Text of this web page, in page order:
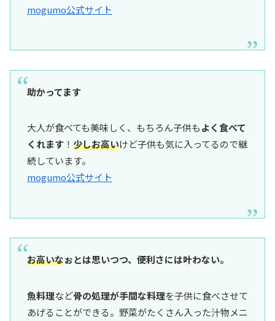
mogumo公式サイト
助かってます
大人が食べても美味しく、もちろん子供もよく食べて
くれます ！ 少しお高いけど子供も気に入ってるので継
続しています。
mogumo公式サイト
お高いなぉとは思いつつ、便利さには叶わない。
魚料理など骨の処理が手間な料理を子供に食べさせて
あげることができる。野菜がたくさん入った汁物メニ